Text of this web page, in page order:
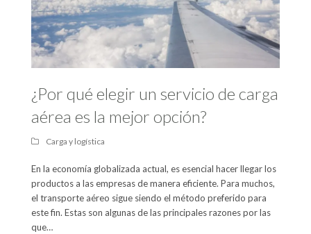
¿Por qué elegir un servicio de carga
aérea es la mejor opción?
Carga y logística
En la economía globalizada actual, es esencial hacer llegar los
productos a las empresas de manera eficiente. Para muchos,
el transporte aéreo sigue siendo el método preferido para
este fin. Estas son algunas de las principales razones por las
que…